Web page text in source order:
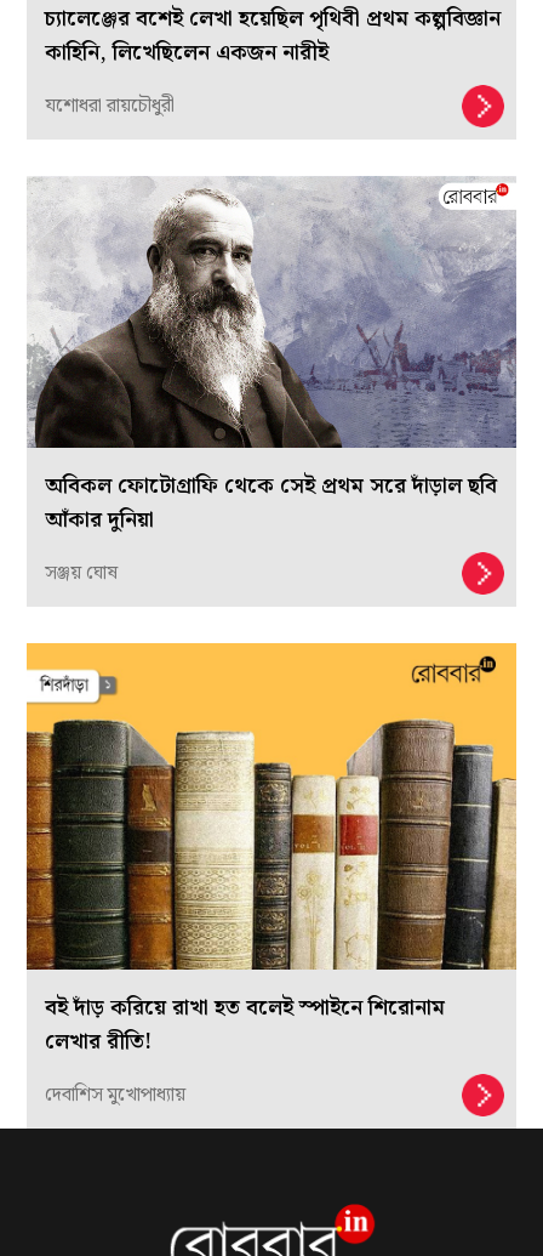
চ্যালেঞ্জের বশেই লেখা হয়েছিল পৃথিবী প্রথম কল্পবিজ্ঞান
কাহিনি, লিখেছিলেন একজন নারীই
যশোধরা রায়চৌধুরী
অবিকল ফোটোগ্রাফি থেকে সেই প্রথম সরে দাঁড়াল ছবি
আঁকার দুনিয়া
সঞ্জয় ঘোষ
বই দাঁড় করিয়ে রাখা হত বলেই স্পাইনে শিরোনাম
লেখার রীতি!
দেবাশিস মুখোপাধ্যায়